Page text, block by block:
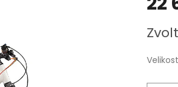
cena:
Velikost